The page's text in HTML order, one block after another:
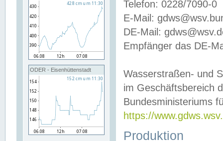
ODER - Eisenhüttenstadt
Telefon: 0228/7090-0
E-Mail:
DE-Mail:
Empfänger das DE-
Wasserstraßen- und
im Geschäftsbereich
Bundesministeriums
https://
Produktion